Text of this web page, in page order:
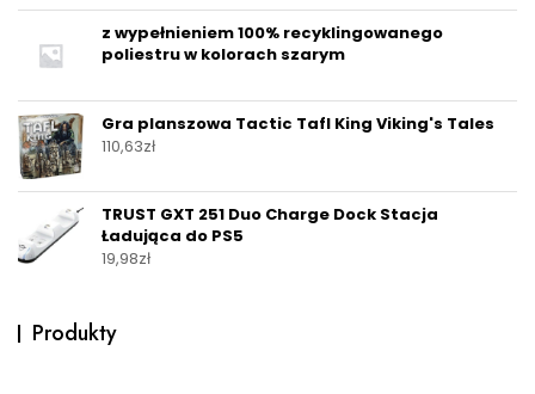
z wypełnieniem 100% recyklingowanego
poliestru w kolorach szarym
Gra planszowa Tactic Tafl King Viking's Tales
110,63zł
TRUST GXT 251 Duo Charge Dock Stacja
Ładująca do PS5
19,98zł
Produkty